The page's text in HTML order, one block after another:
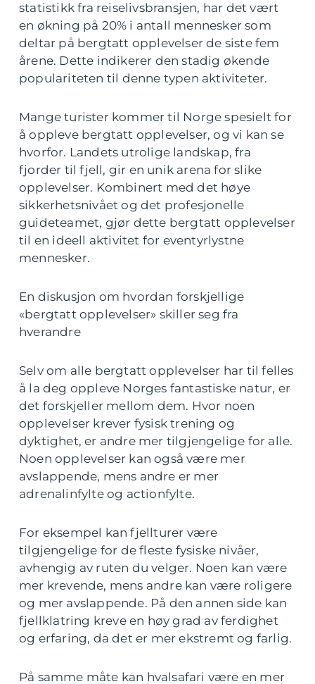
statistikk fra reiselivsbransjen, har det vært
en økning på 20% i antall mennesker som
deltar på bergtatt opplevelser de siste fem
årene. Dette indikerer den stadig økende
populariteten til denne typen aktiviteter.
Mange turister kommer til Norge spesielt for
å oppleve bergtatt opplevelser, og vi kan se
hvorfor. Landets utrolige landskap, fra
fjorder til fjell, gir en unik arena for slike
opplevelser. Kombinert med det høye
sikkerhetsnivået og det profesjonelle
guideteamet, gjør dette bergtatt opplevelser
til en ideell aktivitet for eventyrlystne
mennesker.
En diskusjon om hvordan forskjellige
«bergtatt opplevelser» skiller seg fra
hverandre
Selv om alle bergtatt opplevelser har til felles
å la deg oppleve Norges fantastiske natur, er
det forskjeller mellom dem. Hvor noen
opplevelser krever fysisk trening og
dyktighet, er andre mer tilgjengelige for alle.
Noen opplevelser kan også være mer
avslappende, mens andre er mer
adrenalinfylte og actionfylte.
For eksempel kan fjellturer være
tilgjengelige for de fleste fysiske nivåer,
avhengig av ruten du velger. Noen kan være
mer krevende, mens andre kan være roligere
og mer avslappende. På den annen side kan
fjellklatring kreve en høy grad av ferdighet
og erfaring, da det er mer ekstremt og farlig.
På samme måte kan hvalsafari være en mer